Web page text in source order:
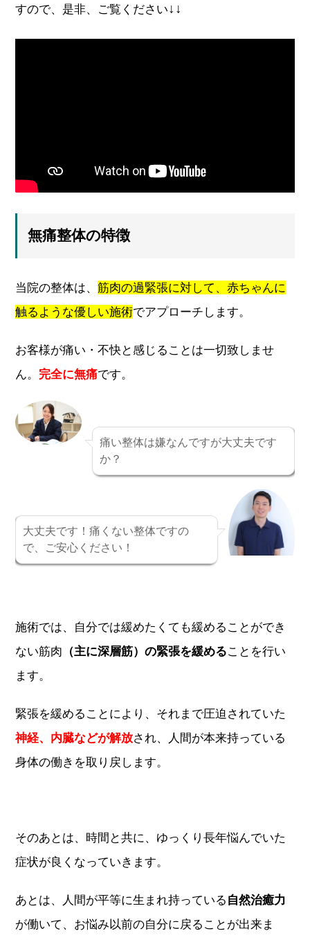
すので、是非、ご覧ください↓↓
無痛整体の特徴
当院の整体は、 筋肉の過緊張に対して、赤ちゃんに
触るような優しい施術でアプローチします。
お客様が痛い・不快と感じることは一切致しませ
ん。 完全に無痛です。
痛い整体は嫌なんですが大丈夫です
か？
大丈夫です！痛くない整体ですの
で、ご安心ください！
施術では、 自分では緩めたくても緩めることができ
ない筋肉 （主に深層筋）の緊張を緩めることを行い
ます。
緊張を緩めることにより、それまで圧迫されていた
神経、内臓などが解放され、人間が本来持っている
身体の働きを取り戻します。
そのあとは、時間と共に、ゆっくり長年悩んでいた
症状が良くなっていきます。
あとは、人間が平等に生まれ持っている 自然治癒力
が働いて、お悩み以前の自分に戻ることが出来ま